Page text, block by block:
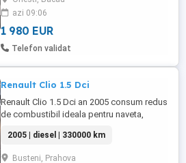
corespunzător, iar mașina este pregătită
pentru utilizare zilnică fără investiții
urgente. La exterior prezintă ...
azi 09:06
1 980 EUR
Telefon validat
Renault Clio 1.5 Dci
Renault Clio 1.5 Dci an 2005 consum redus
de combustibil ideala pentru naveta,
2005 | diesel | 330000 km
Busteni, Prahova